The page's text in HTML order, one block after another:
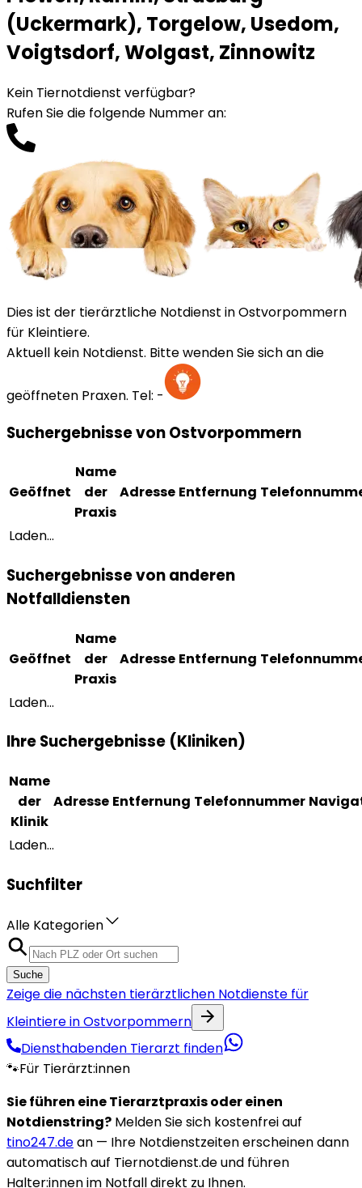
(Uckermark), Torgelow, Usedom,
Voigtsdorf, Wolgast, Zinnowitz
Kein Tiernotdienst verfügbar?
Rufen Sie die folgende Nummer an:
Dies ist der tierärztliche Notdienst in Ostvorpommern
für Kleintiere.
Aktuell kein Notdienst. Bitte wenden Sie sich an die
geöffneten Praxen. Tel: -
Suchergebnisse von Ostvorpommern
Geöffnet
Name
der
Praxis
Adresse Entfernung
Laden...
Suchergebnisse von anderen
Notfalldiensten
Geöffnet
Name
der
Praxis
Adresse Entfernung
Laden...
Ihre Suchergebnisse (Kliniken)
Name
der
Klinik
Adresse Entfernung Telefonnummer
Laden...
Suchfilter
Alle Kategorien
Suche
Zeige die nächsten tierärztlichen Notdienste für
Kleintiere in Ostvorpommern
Diensthabenden Tierarzt finden
🐾Für Tierärzt:innen
Sie führen eine Tierarztpraxis oder einen
Notdienstring? Melden Sie sich kostenfrei auf
tino247.dean — Ihre Notdienstzeiten erscheinen dann
automatisch auf Tiernotdienst.de und führen
Halter:innen im Notfall direkt zu Ihnen.